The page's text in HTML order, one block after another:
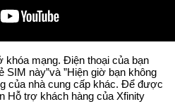
khóa mạng. Điện thoại của bạn
này”và ”Hiện giờ bạn không
của nhà cung cấp khác. Để được
Hỗ trợ khách hàng của Xfinity